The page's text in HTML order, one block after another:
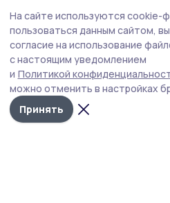
На сайте используются cookie-
пользоваться данным сайтом,
согласие на использование
с настоящим уведомлением
и Политикой
можно отменить в настройках
Принять